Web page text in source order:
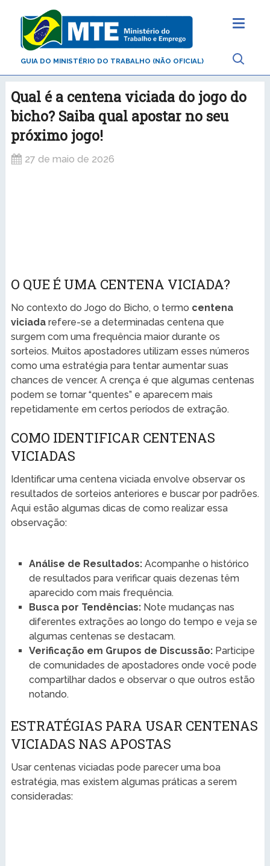
GUIA DO MINISTÉRIO DO TRABALHO (NÃO OFICIAL)
Qual é a centena viciada do jogo do
bicho? Saiba qual apostar no seu
próximo jogo!
27 de maio de 2026
O QUE É UMA CENTENA VICIADA?
No contexto do Jogo do Bicho, o termo centena
viciadarefere-se a determinadas centena que
surgem com uma frequência maior durante os
sorteios. Muitos apostadores utilizam esses números
como uma estratégia para tentar aumentar suas
chances de vencer. A crença é que algumas centenas
podem se tornar “quentes” e aparecem mais
repetidamente em certos períodos de extração.
COMO IDENTIFICAR CENTENAS
VICIADAS
Identificar uma centena viciada envolve observar os
resultados de sorteios anteriores e buscar por padrões.
Aqui estão algumas dicas de como realizar essa
observação:
Análise de Resultados:Acompanhe o histórico
de resultados para verificar quais dezenas têm
aparecido com mais frequência.
Busca por Tendências:Note mudanças nas
diferentes extrações ao longo do tempo e veja se
algumas centenas se destacam.
Verificação em Grupos de Discussão:Participe
de comunidades de apostadores onde você pode
compartilhar dados e observar o que outros estão
notando.
ESTRATÉGIAS PARA USAR CENTENAS
VICIADAS NAS APOSTAS
Usar centenas viciadas pode parecer uma boa
estratégia, mas existem algumas práticas a serem
consideradas: